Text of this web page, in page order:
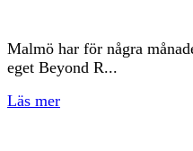
Malmö har för några
eget Beyond R...
Läs mer